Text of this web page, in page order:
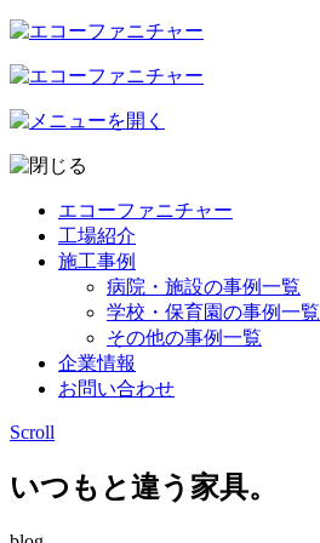
エコーファニチャー
工場紹介
施工事例
病院・施設の事例一覧
学校・保育園の事例一覧
その他の事例一覧
企業情報
お問い合わせ
Scroll
いつもと違う家具。